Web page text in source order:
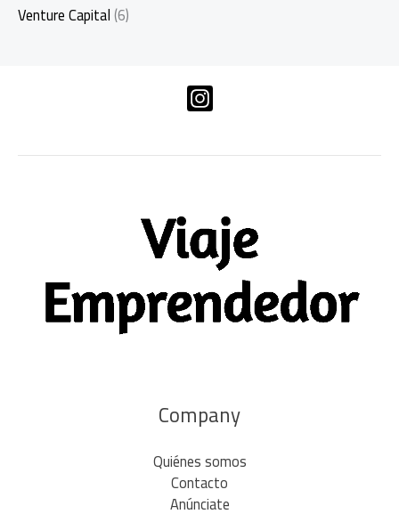
Venture Capital(6)
Company
Quiénes somos
Contacto
Anúnciate